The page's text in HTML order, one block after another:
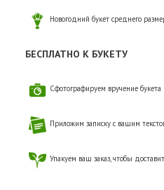
Новогодний букет среднего
БЕСПЛАТНО К БУКЕТУ
Сфотографируем вручение букета
Приложим записку с вашим
Упакуем ваш заказ, чтобы